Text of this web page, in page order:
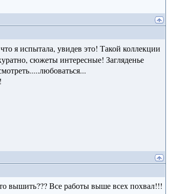
я испытала, увидев это! Такой коллекции
сюжеты интересные! Загляденье
вышить??? Все работы выше всех похвал!!!